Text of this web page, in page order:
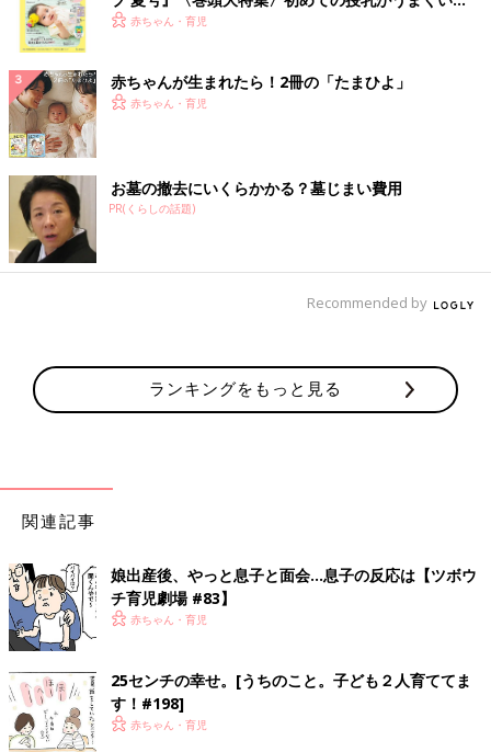
く！ おっぱい・ミルクの基本と夏のトラブル 解決テ
赤ちゃん・育児
赤ちゃんが生まれたら！2冊の「たまひよ」
赤ちゃん・育児
お墓の撤去にいくらかかる？墓じまい費用
PR(くらしの話題)
Recommended by
ランキングをもっと見る
関連記事
娘出産後、やっと息子と面会…息子の反応は【ツボウ
チ育児劇場 #83】
赤ちゃん・育児
25センチの幸せ。[うちのこと。子ども２人育ててま
す！#198]
赤ちゃん・育児